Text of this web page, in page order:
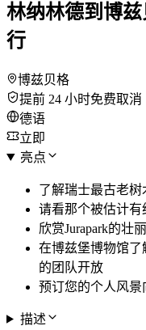
林纳林德到博
行
博兹贝格
提前 24 小时免费取消
德语
立即
亮点
了解瑞士最古老
请看那个被估计有
欣赏Jurapark的壮
在博兹堡博物馆
的团队开放
预订您的个人风
描述